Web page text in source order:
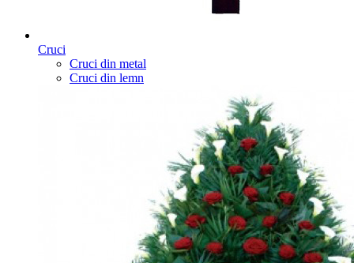
Cruci
Cruci din metal
Cruci din lemn